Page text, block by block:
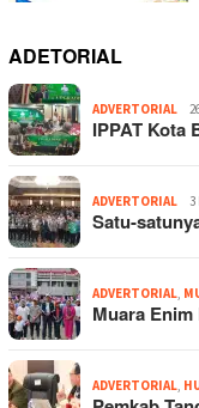
ADETORIAL
ADVERTORIAL
IPPAT Kota
ADVERTORIAL
Satu-
ADVERTORIAL
Muara
ADVERTORIAL